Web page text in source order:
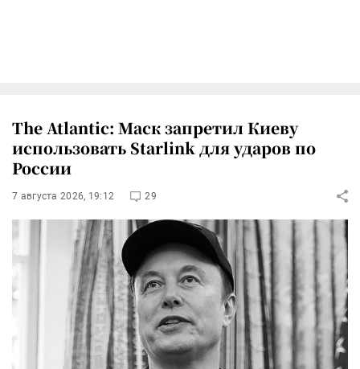
The Atlantic: Маск запретил Киеву
использовать Starlink для ударов по
России
7 августа 2026, 19:12 29